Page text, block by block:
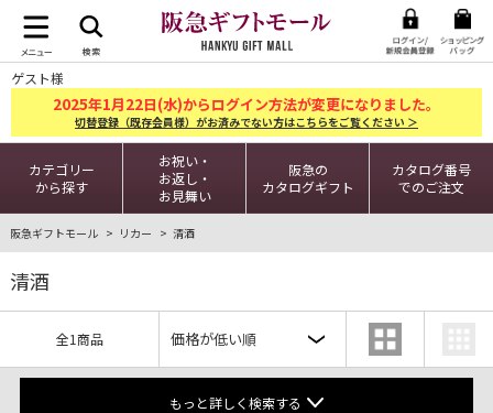
ゲスト様
2025年1月22日(水)からログイン方法が変更になりました。
切替登録（既存会員様）がお済みでない方はこちらをご覧ください ＞
カテゴリー
から探す
お祝い・
お返し・
お見舞い
阪急の
カタログギフト
カタログ番号
でのご注文
阪急ギフトモール リカー 清酒
清酒
全1商品
もっと詳しく検索する